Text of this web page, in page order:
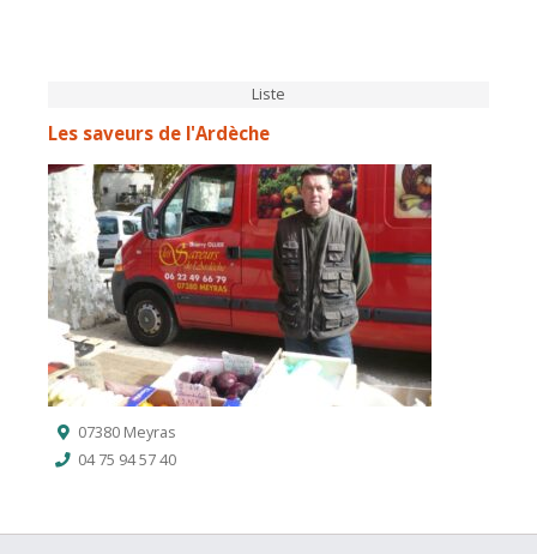
Liste
Les saveurs de l'Ardèche
07380 Meyras
04 75 94 57 40